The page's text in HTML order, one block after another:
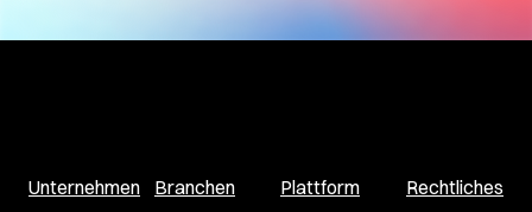
Unternehmen Branchen Plattform Rechtliches